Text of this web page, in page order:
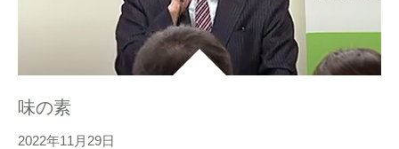
味の素
2022年11月29日